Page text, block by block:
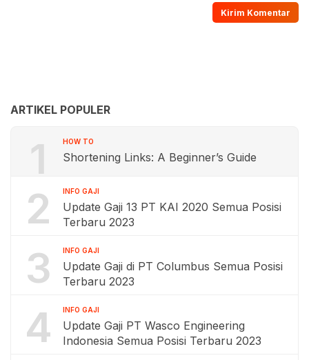
ARTIKEL POPULER
1 HOW TO
Shortening Links: A Beginner’s Guide
2 INFO GAJI
Update Gaji 13 PT KAI 2020 Semua Posisi
Terbaru 2023
3 INFO GAJI
Update Gaji di PT Columbus Semua Posisi
Terbaru 2023
4 INFO GAJI
Update Gaji PT Wasco Engineering
Indonesia Semua Posisi Terbaru 2023